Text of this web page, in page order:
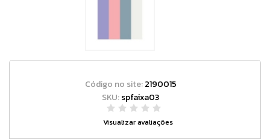
Código no site:2190015
SKU:spfaixa03
Visualizar avaliações